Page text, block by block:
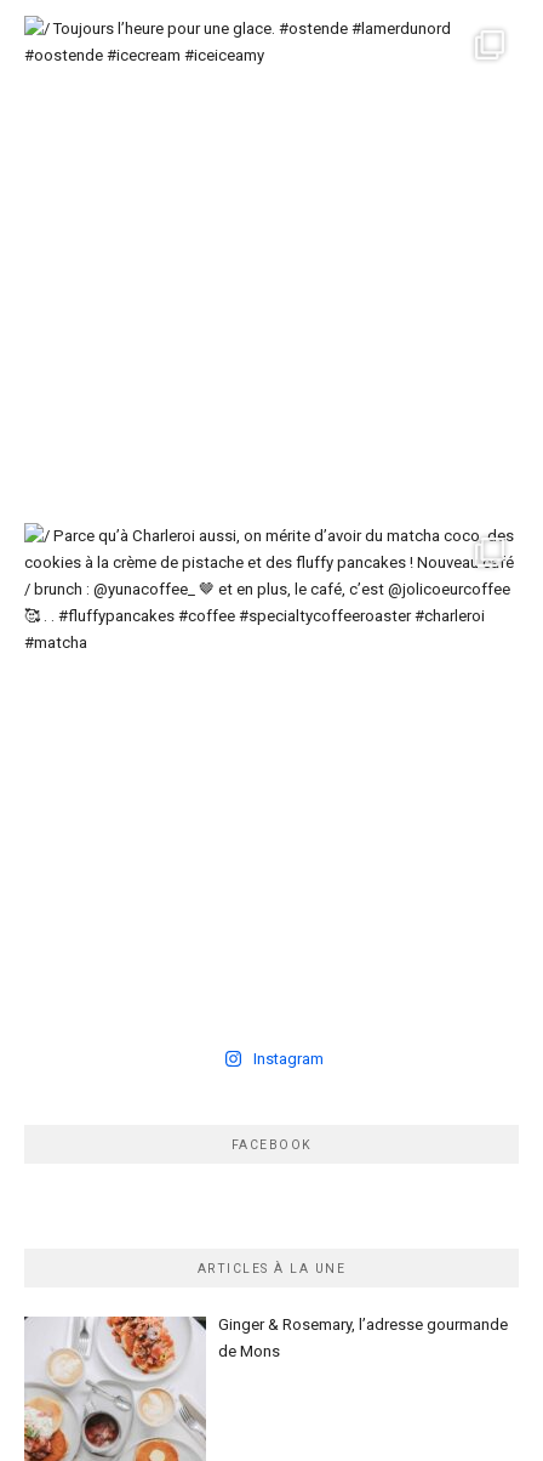
Instagram
FACEBOOK
ARTICLES À LA UNE
Ginger & Rosemary, l’adresse gourmande
de Mons